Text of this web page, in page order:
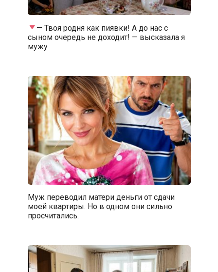
— Твоя родня как пиявки! А до нас с
сыном очередь не доходит! — высказала я
мужу
Муж переводил матери деньги от сдачи
моей квартиры. Но в одном они сильно
просчитались.